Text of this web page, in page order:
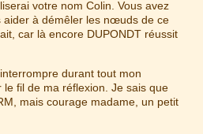
votre nom Colin. Vous avez
aider à démêler les nœuds de ce
car là encore DUPONDT réussit
durant tout mon
fil de ma réflexion. Je sais que
mais courage madame, un petit